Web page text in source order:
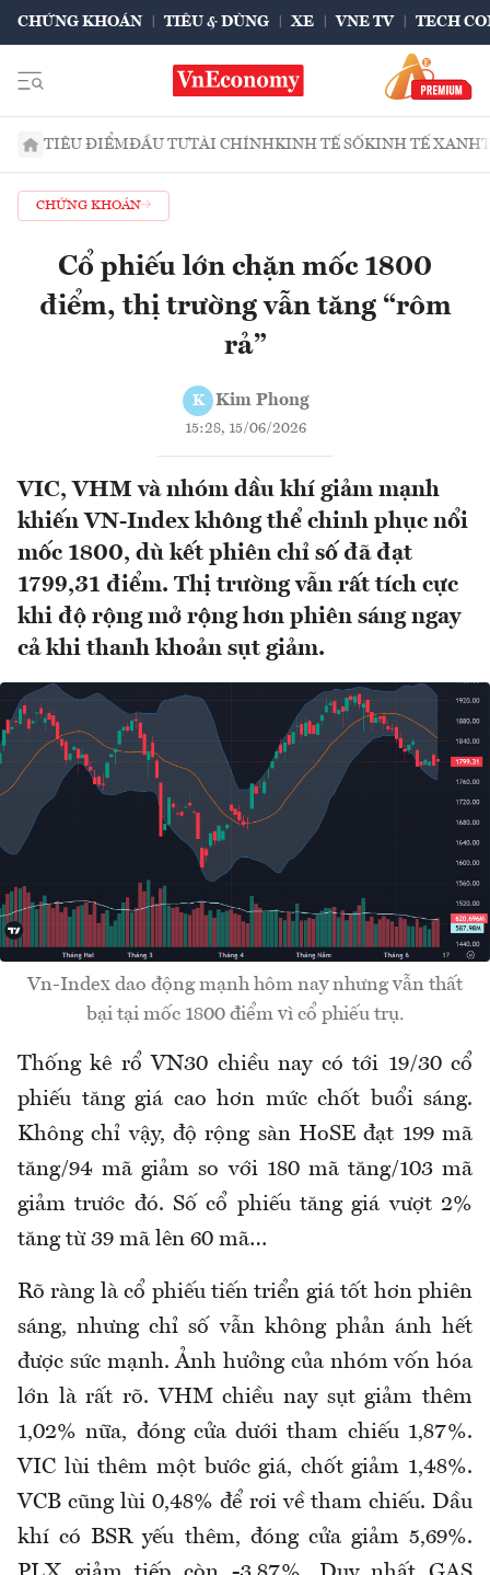
CHỨNG KHOÁN TIÊU & DÙNG XE VNE TV TECH
TIÊU ĐIỂMĐẦU TƯTÀI CHÍNHKINH TẾ SỐKINH TẾ XANH
CHỨNG KHOÁN
Cổ phiếu lớn chặn mốc 1800
điểm, thị trường vẫn tăng “rôm
rả”
K Kim Phong
15:28, 15/06/2026
VIC, VHM và nhóm dầu khí giảm mạnh
khiến VN-Index không thể chinh phục nổi
mốc 1800, dù kết phiên chỉ số đã đạt
1799,31 điểm. Thị trường vẫn rất tích cực
khi độ rộng mở rộng hơn phiên sáng ngay
cả khi thanh khoản sụt giảm.
Vn-Index dao động mạnh hôm nay nhưng vẫn thất
bại tại mốc 1800 điểm vì cổ phiếu trụ.
Thống kê rổ VN30 chiều nay có tới 19/30 cổ
phiếu tăng giá cao hơn mức chốt buổi sáng.
Không chỉ vậy, độ rộng sàn HoSE đạt 199 mã
tăng/94 mã giảm so với 180 mã tăng/103 mã
giảm trước đó. Số cổ phiếu tăng giá vượt 2%
tăng từ 39 mã lên 60 mã…
Rõ ràng là cổ phiếu tiến triển giá tốt hơn phiên
sáng, nhưng chỉ số vẫn không phản ánh hết
được sức mạnh. Ảnh hưởng của nhóm vốn hóa
lớn là rất rõ. VHM chiều nay sụt giảm thêm
1,02% nữa, đóng cửa dưới tham chiếu 1,87%.
VIC lùi thêm một bước giá, chốt giảm 1,48%.
VCB cũng lùi 0,48% để rơi về tham chiếu. Dầu
khí có BSR yếu thêm, đóng cửa giảm 5,69%.